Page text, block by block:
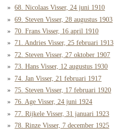
68. Nicolaas Visser, 24 juni 1910
69. Steven Visser, 28 augustus 1903
70. Frans Visser, 16 april 1910
71. Andries Visser, 25 februari 1913
72. Steven Visser, 27 oktober 1907
73. Hans Visser, 12 augustus 1930
74. Jan Visser, 21 februari 1917
75. Steven Visser, 17 februari 1920
76. Age Visser, 24 juni 1924
77. Rijkele Visser, 31 januari 1923
78. Rinze Visser, 7 december 1925